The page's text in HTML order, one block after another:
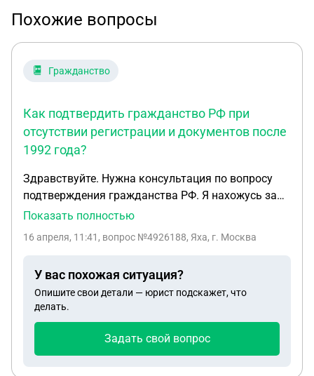
Похожие вопросы
Гражданство
Как подтвердить гражданство РФ при
отсутствии регистрации и документов после
1992 года?
Здравствуйте. Нужна консультация по вопросу
подтверждения гражданства РФ. Я нахожусь за
пределами России (в Европе). Недавно я
выданной через Посольство России. После
Европу, где проживаю. После моего отъезда мне
сообщили, что сотрудники МВД России связались
с жильцом по адресу моей предполагаемой
книге я не числюсь. После этого мне сообщили,
Показать полностью
16 апреля, 11:41 , вопрос №4926188, Яха, г. Москва
У вас похожая ситуация?
Опишите свои детали — юрист подскажет, что
делать.
Задать свой вопрос